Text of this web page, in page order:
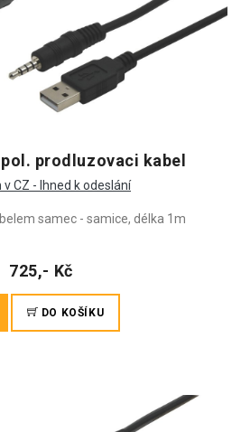
prodluzovaci kabel
CZ - Ihned k odeslání
samec - samice, délka 1m
725,- Kč
DO KOŠÍKU